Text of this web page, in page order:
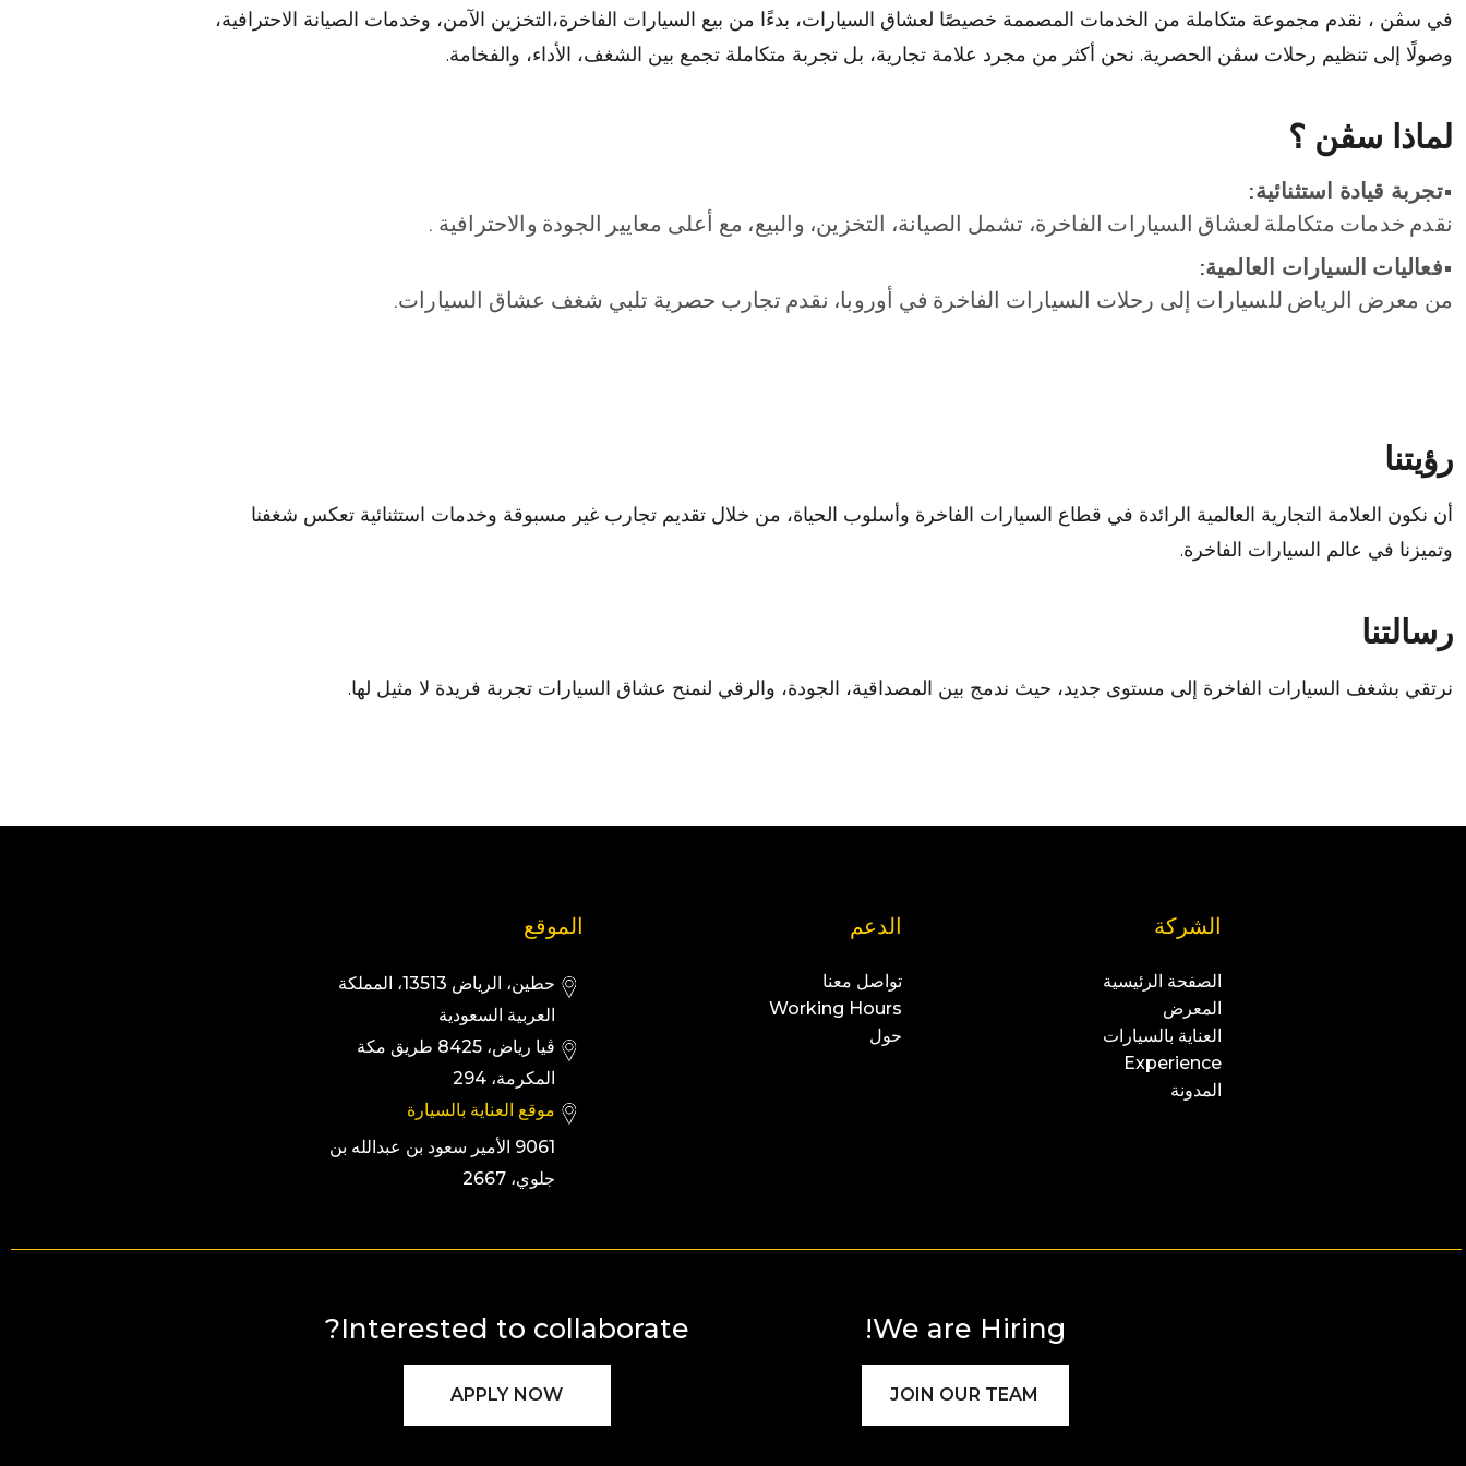
في سڤن ، نقدم مجموعة متكاملة من الخدمات المصممة خصيصًا لعشاق السيارات، بدءًا من بيع السيارات الفاخرة،التخزين الآمن، وخدمات الصيانة الاحترافية،
وصولًا إلى تنظيم رحلات سڤن الحصرية. نحن أكثر من مجرد علامة تجارية، بل تجربة متكاملة تجمع بين الشغف، الأداء، والفخامة.
لماذا سڤن ؟
•تجربة قيادة استثنائية:
نقدم خدمات متكاملة لعشاق السيارات الفاخرة، تشمل الصيانة، التخزين، والبيع، مع أعلى معايير الجودة والاحترافية .
•فعاليات السيارات العالمية:
من معرض الرياض للسيارات إلى رحلات السيارات الفاخرة في أوروبا، نقدم تجارب حصرية تلبي شغف عشاق السيارات.
رؤيتنا
أن نكون العلامة التجارية العالمية الرائدة في قطاع السيارات الفاخرة وأسلوب الحياة، من خلال تقديم تجارب غير مسبوقة وخدمات استثنائية تعكس شغفنا
وتميزنا في عالم السيارات الفاخرة.
رسالتنا
نرتقي بشغف السيارات الفاخرة إلى مستوى جديد، حيث ندمج بين المصداقية، الجودة، والرقي لنمنح عشاق السيارات تجربة فريدة لا مثيل لها.
الشركة
الصفحة الرئيسية
المعرض
العناية بالسيارات
Experience
المدونة
الدعم
تواصل معنا
Working Hours
حول
الموقع
حطين، الرياض 13513، المملكة
العربية السعودية
ڤيا رياض، 8425 طريق مكة
المكرمة، 294
موقع العناية بالسيارة
9061 الأمير سعود بن عبدالله بن
جلوي، 2667
We are Hiring!
JOIN OUR TEAM
Interested to collaborate?
APPLY NOW